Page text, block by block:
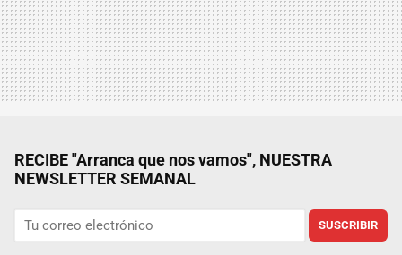
RECIBE "Arranca que nos vamos", NUESTRA
NEWSLETTER SEMANAL
SUSCRIBIR